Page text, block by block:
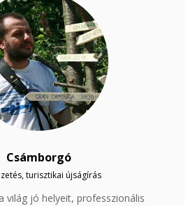
Csámborgó
turisztikai újságírás
világ jó helyeit, professzionális